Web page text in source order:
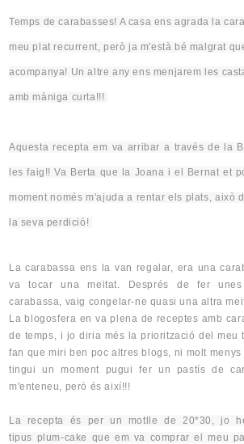
Temps de carabasses! A casa ens agrada la
meu plat recurrent, però ja m'està bé malgrat
acompanya! Un altre any ens menjarem les
amb màniga curta!!!
Aquesta recepta em va arribar a través de la
les faig!! Va Berta que la Joana i el Bernat et
moment només m'ajuda a rentar els plats, això
la seva perdició!
La carabassa ens la van regalar, era una
va tocar una meitat. Després de fer unes
carabassa, vaig congelar-ne quasi una altra
La blogosfera en va plena de receptes amb
de temps, i jo diria més la priorització del meu
fan que miri ben poc altres blogs, ni molt
tingui un moment pugui fer un pastís de
m'enteneu, però és així!!!
La recepta és per un motlle de 20*30, jo
tipus plum-cake que em va comprar el meu